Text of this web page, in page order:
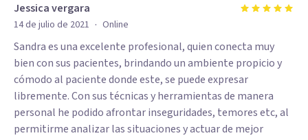
Jessica vergara
14 de julio de 2021 · Online
Sandra es una excelente profesional, quien conecta muy
bien con sus pacientes, brindando un ambiente propicio y
cómodo al paciente donde este, se puede expresar
libremente. Con sus técnicas y herramientas de manera
personal he podido afrontar inseguridades, temores etc, al
permitirme analizar las situaciones y actuar de mejor